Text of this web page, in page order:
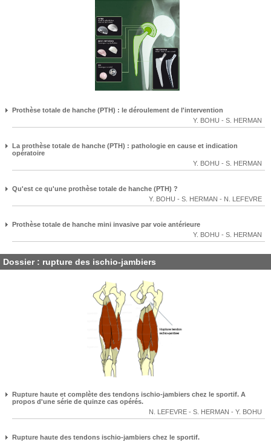
Prothèse totale de hanche (PTH) : le déroulement de l'intervention
Y. BOHU - S. HERMAN
La prothèse totale de hanche (PTH) : pathologie en cause et indication
opératoire
Y. BOHU - S. HERMAN
Qu'est ce qu'une prothèse totale de hanche (PTH) ?
Y. BOHU - S. HERMAN - N. LEFEVRE
Prothèse totale de hanche mini invasive par voie antérieure
Y. BOHU - S. HERMAN
Dossier : rupture des ischio-jambiers
Rupture haute et complète des tendons ischio-jambiers chez le sportif. A
propos d'une série de quinze cas opérés.
N. LEFEVRE - S. HERMAN - Y. BOHU
Rupture haute des tendons ischio-jambiers chez le sportif.